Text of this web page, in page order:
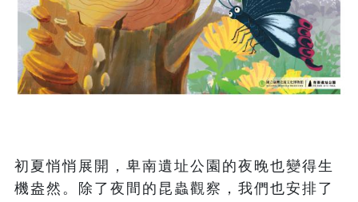
初夏悄悄展開，卑南遺址公園的夜晚也變得生
機盎然。除了夜間的昆蟲觀察，我們也安排了